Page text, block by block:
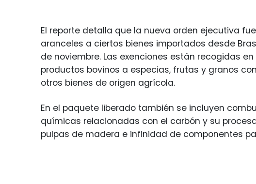
El reporte detalla que la nueva orden ejecutiva
aranceles a ciertos bienes importados desde
de noviembre. Las exenciones están recogidas
productos bovinos a especias, frutas y granos
otros bienes de origen agrícola.
En el paquete liberado también se incluyen
químicas relacionadas con el carbón y su
pulpas de madera e infinidad de componentes